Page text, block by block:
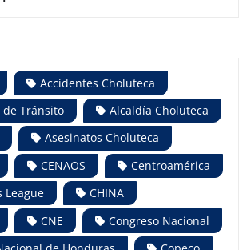
Accidentes Choluteca
de Tránsito
Alcaldía Choluteca
Asesinatos Choluteca
CENAOS
Centroamérica
League
CHINA
CNE
Congreso Nacional